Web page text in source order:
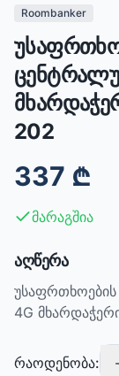
Roombanker
202
337 ₾
მარაგშია
აღწერა
უსაფრთხოების
4G
რაოდენობა: